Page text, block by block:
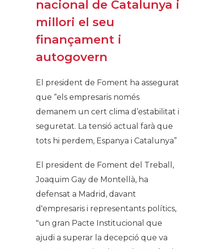
nacional de Catalunya i
millori el seu
finançament i
autogovern
El president de Foment ha assegurat
que “els empresaris només
demanem un cert clima d’estabilitat i
seguretat. La tensió actual farà que
tots hi perdem, Espanya i Catalunya”
El president de Foment del Treball,
Joaquim Gay de Montellà, ha
defensat a Madrid, davant
d'empresaris i representants polítics,
"un gran Pacte Institucional que
ajudi a superar la decepció que va